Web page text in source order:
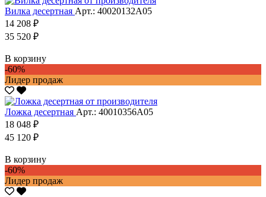
Вилка десертная Арт.: 40020132А05
14 208 ₽
35 520 ₽
В корзину
-60%
Лидер продаж
Ложка десертная Арт.: 40010356А05
18 048 ₽
45 120 ₽
В корзину
-60%
Лидер продаж